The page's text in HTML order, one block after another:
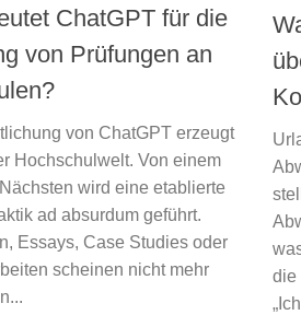
ChatGPT für die
von Prüfungen an
von ChatGPT erzeugt
Hochschulwelt. Von einem
wird eine etablierte
ad absurdum geführt.
Essays, Case Studies oder
scheinen nicht mehr
die